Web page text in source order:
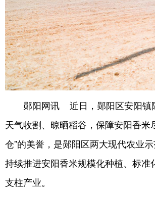
郧阳网讯 近日，郧阳区安阳镇
天气收割、晾晒稻谷，保障安阳香
仓”的美誉，是郧阳区两大现代农业
持续推进安阳香米规模化种植、标
支柱产业。